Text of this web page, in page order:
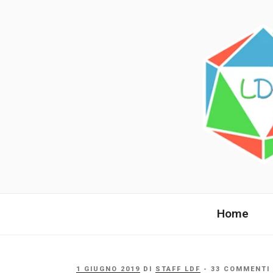
Home
PUBBLICATO
1 GIUGNO 2019 DI STAFF LDF - 33 COMMENTI